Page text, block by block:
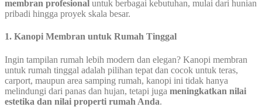
membran profesional untuk berbagai kebutuhan, mulai dari hunian
pribadi hingga proyek skala besar.
1. Kanopi Membran untuk Rumah Tinggal
Ingin tampilan rumah lebih modern dan elegan? Kanopi membran
untuk rumah tinggal adalah pilihan tepat dan cocok untuk teras,
carport, maupun area samping rumah, kanopi ini tidak hanya
melindungi dari panas dan hujan, tetapi juga meningkatkan nilai
estetika dan nilai properti rumah Anda.